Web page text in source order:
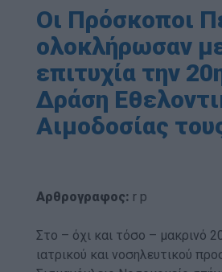
Media Center
Δελτία Τύπου
Φωτογραφικό Υλικό
Λογότυπα
Οι Πρόσκοποι
ολοκλήρωσαν
επιτυχία την
Δράση
Αιμοδοσίας
Αρθρογραφος: r p
Στο – όχι και τόσο – μακρινό
ιατρικού και νοσηλευτικού